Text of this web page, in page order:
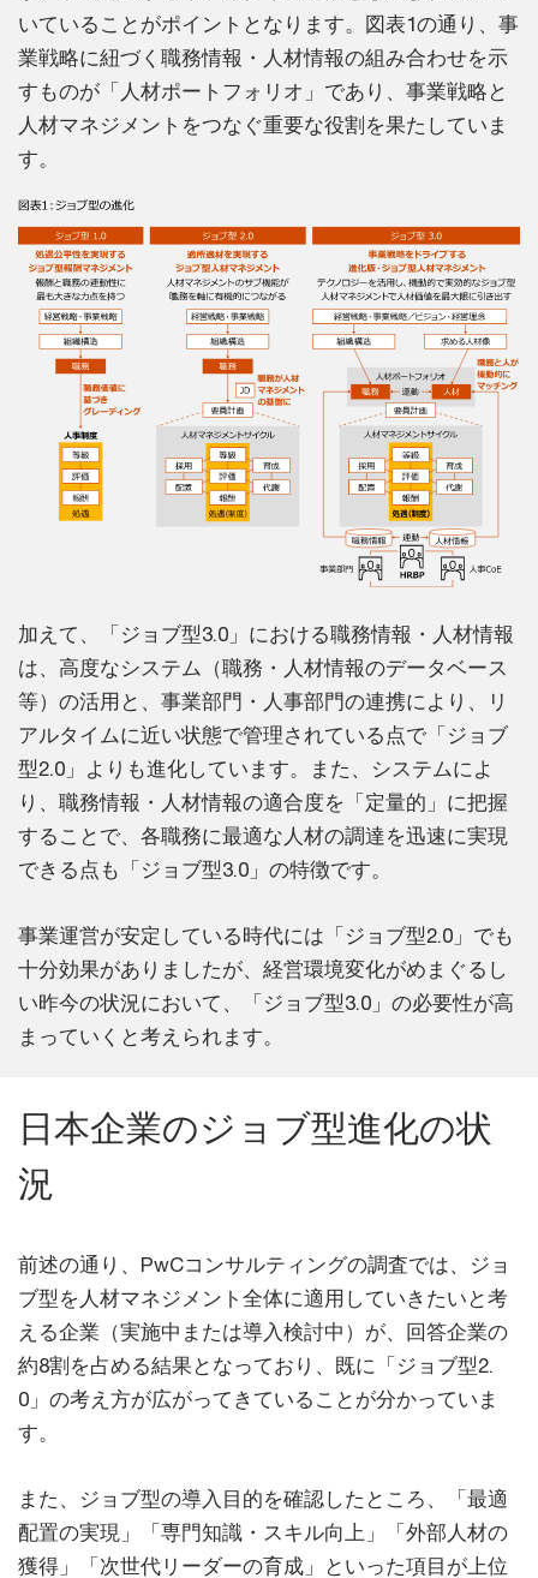
いていることがポイントとなります。図表1の通り、事
業戦略に紐づく職務情報・人材情報の組み合わせを示
すものが「人材ポートフォリオ」であり、事業戦略と
人材マネジメントをつなぐ重要な役割を果たしていま
す。
加えて、「ジョブ型3.0」における職務情報・人材情報
は、高度なシステム（職務・人材情報のデータベース
等）の活用と、事業部門・人事部門の連携により、リ
アルタイムに近い状態で管理されている点で「ジョブ
型2.0」よりも進化しています。また、システムによ
り、職務情報・人材情報の適合度を「定量的」に把握
することで、各職務に最適な人材の調達を迅速に実現
できる点も「ジョブ型3.0」の特徴です。
事業運営が安定している時代には「ジョブ型2.0」でも
十分効果がありましたが、経営環境変化がめまぐるし
い昨今の状況において、「ジョブ型3.0」の必要性が高
まっていくと考えられます。
日本企業のジョブ型進化の状
況
前述の通り、PwCコンサルティングの調査では、ジョ
ブ型を人材マネジメント全体に適用していきたいと考
える企業（実施中または導入検討中）が、回答企業の
約8割を占める結果となっており、既に「ジョブ型2.
0」の考え方が広がってきていることが分かっていま
す。
また、ジョブ型の導入目的を確認したところ、「最適
配置の実現」「専門知識・スキル向上」「外部人材の
獲得」「次世代リーダーの育成」といった項目が上位